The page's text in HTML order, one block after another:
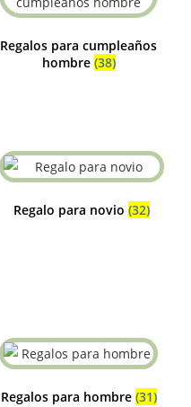
Regalos para cumpleaños
hombre (38)
Regalo para novio (32)
Regalos para hombre (31)